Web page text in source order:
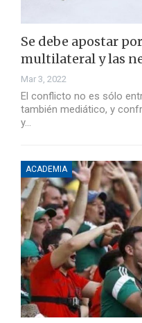
Se debe apostar
multilateral y las
Mar 3, 2022
El conflicto no es sólo
también mediático, y
y…
ACADEMIA